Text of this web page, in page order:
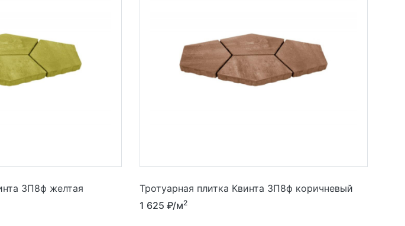
3П8ф желтая
Тротуарная плитка Квинта 3П8ф коричневый
1 625 ₽/м2